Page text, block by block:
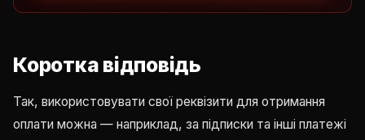
Коротка відповідь
Так, використовувати свої реквізити для отримання
оплати можна — наприклад, за підписки та інші платежі